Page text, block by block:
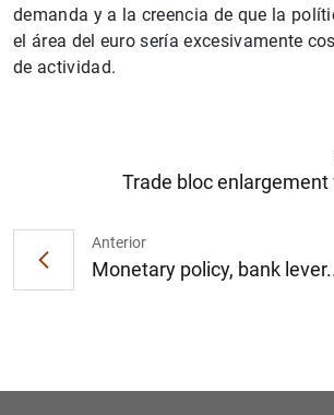
demanda y a la creencia de que la
el área del euro sería excesivamente
de actividad.
Anterior
Monetary policy, bank
Trade bloc enlargement